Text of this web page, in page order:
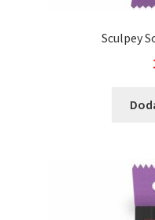
Sculpey